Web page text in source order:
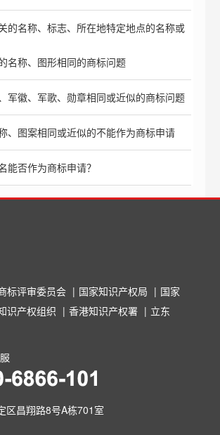
的名称、标志、所在地特定地点的名称或
名称、图形相同的商标问题
军徽、军歌、勋章相同或近似的商标问题
、图案相同或近似的不能作为商标申请
能否作为商标申请？
标评审委员会 国家知识产权局
国家
识产权组织 香港知识产权署
立东
区昌翔路8号A栋701室